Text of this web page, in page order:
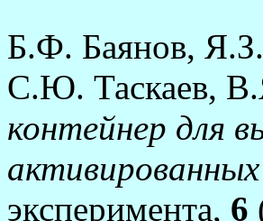
Б.Ф. Баянов,
С.Ю. Таскаев,
контейнер для
эксперимента, 6